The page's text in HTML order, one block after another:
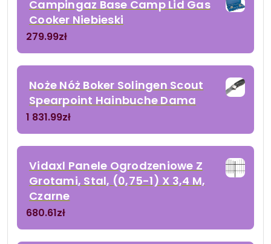
Campingaz Base Camp Lid Gas
Cooker Niebieski
279.99zł
Noże Nóż Boker Solingen Scout
Spearpoint Hainbuche Dama
1 831.99zł
Vidaxl Panele Ogrodzeniowe Z
Grotami, Stal, (0,75-1) X 3,4 M,
Czarne
680.61zł